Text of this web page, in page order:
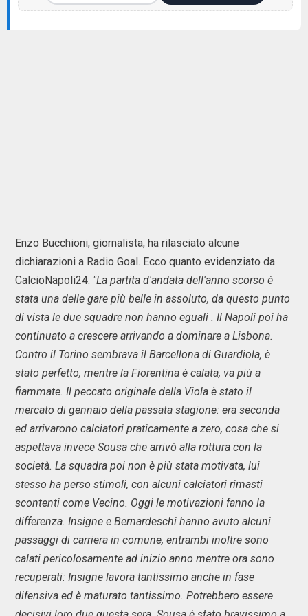
Enzo Bucchioni, giornalista, ha rilasciato alcune
dichiarazioni a Radio Goal. Ecco quanto evidenziato da
CalcioNapoli24: "La partita d'andata dell'anno scorso è
stata una delle gare più belle in assoluto, da questo punto
di vista le due squadre non hanno eguali . Il Napoli poi ha
continuato a crescere arrivando a dominare a Lisbona.
Contro il Torino sembrava il Barcellona di Guardiola, è
stato perfetto, mentre la Fiorentina è calata, va più a
fiammate. Il peccato originale della Viola è stato il
mercato di gennaio della passata stagione: era seconda
ed arrivarono calciatori praticamente a zero, cosa che si
aspettava invece Sousa che arrivò alla rottura con la
società. La squadra poi non è più stata motivata, lui
stesso ha perso stimoli, con alcuni calciatori rimasti
scontenti come Vecino. Oggi le motivazioni fanno la
differenza. Insigne e Bernardeschi hanno avuto alcuni
passaggi di carriera in comune, entrambi inoltre sono
calati pericolosamente ad inizio anno mentre ora sono
recuperati: Insigne lavora tantissimo anche in fase
difensiva ed è maturato tantissimo. Potrebbero essere